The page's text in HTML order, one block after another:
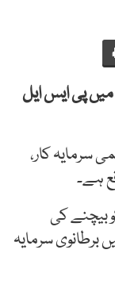
کو لندن میں پی ایس ایل
سرمایہ کار،
ہے۔
بیچنے کی
برطانوی سرمایہ